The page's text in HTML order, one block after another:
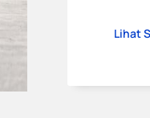
Lihat